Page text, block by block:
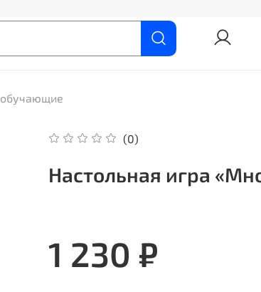
обучающие
(0)
Настольная игра
1 230 ₽